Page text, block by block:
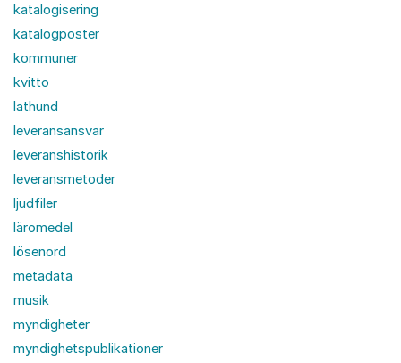
katalogisering
katalogposter
kommuner
kvitto
lathund
leveransansvar
leveranshistorik
leveransmetoder
ljudfiler
läromedel
lösenord
metadata
musik
myndigheter
myndighetspublikationer